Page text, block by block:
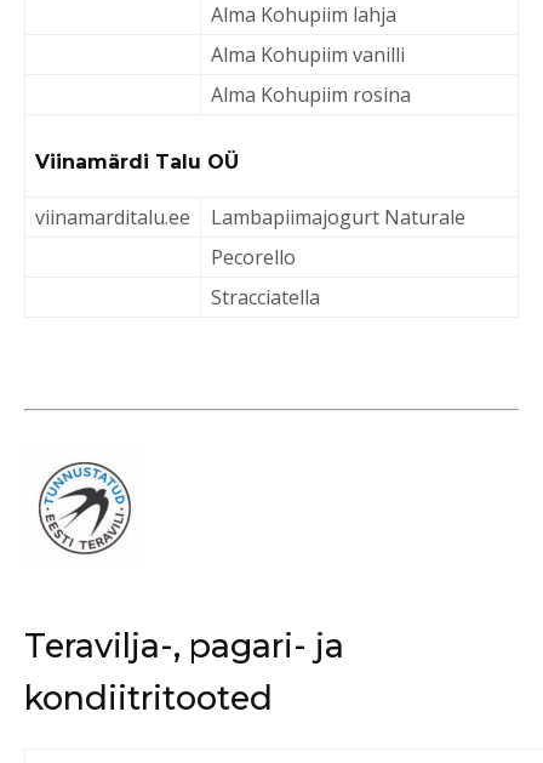
Alma Kohupiim lahja
Alma Kohupiim vanilli
Alma Kohupiim rosina
Viinamärdi Talu OÜ
viinamarditalu.ee
Lambapiimajogurt Naturale
Pecorello
Stracciatella
Teravilja-, pagari- ja
kondiitritooted